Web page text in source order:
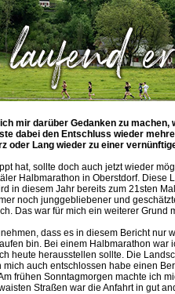
mir darüber Gedanken zu machen,
dabei den Entschluss wieder
oder Lang wieder zu einer
hat, sollte doch auch jetzt wieder
Halbmarathon in Oberstdorf. Diese
in diesem Jahr bereits zum 21sten
noch junggebliebener und
Das war für mich ein weiterer Grund
dass es in diesem Bericht nur
bin. Bei einem Halbmarathon war
heute herausstellen sollte. Die
auch entschlossen habe einen
frühen Sonntagmorgen machte ich
Straßen war die Anfahrt in gut